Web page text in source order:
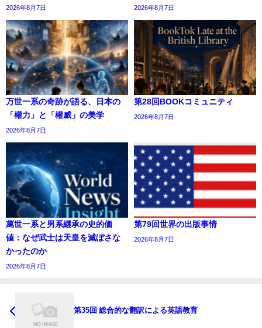
2026年8月7日 2026年8月7日
万世一系の奇跡が語る、日本の
「權力」と「權威」の美学
2026年8月7日
第28回BOOKコミュニティ
2026年8月7日
萬世一系と男系継承の史的価
値：なぜ武士は天皇を滅ぼさな
かったのか
2026年8月7日
第79回世界の出版事情
2026年8月7日
第35回 総合的な翻訳による英語教育